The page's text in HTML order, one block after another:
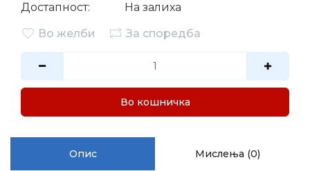
Достапност:
На залиха
Во желби
За споредба
Во кошничка
Опис Мислења (0)